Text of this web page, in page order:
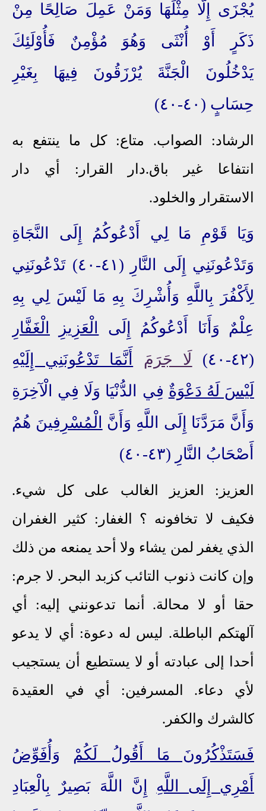
يُجْزَى إِلَّا مِثْلَهَا وَمَنْ عَمِلَ صَالِحًا مِنْ
ذَكَرٍ أَوْ أُنْثَى وَهُوَ مُؤْمِنٌ فَأُوْلَئِكَ
يَدْخُلُونَ الْجَنَّةَ يُرْزَقُونَ فِيهَا بِغَيْرِ
حِسَابٍ (٤٠-٤٠)
الرشاد: الصواب. متاع: كل ما ينتفع به
انتفاعا غير باق.دار القرار: أي دار
الاستقرار والخلود.
وَيَا قَوْمِ مَا لِي أَدْعُوكُمُ إِلَى النَّجَاةِ
وَتَدْعُونَنِي إِلَى النَّارِ (٤١-٤٠) تَدْعُونَنِي
لِأَكْفُرَ بِاللَّهِ وَأُشْرِكَ بِهِ مَا لَيْسَ لِي بِهِ
عِلْمٌ وَأَنَا أَدْعُوكُمُ إِلَى
الْعَزِيزِ
الْغَفَّارِ
(٤٢-٤٠)
لَا جَرَمَ
أَنَّمَا تَدْعُونَنِي إِلَيْهِ
لَيْسَ لَهُ دَعْوَةٌ فِي الدُّنْيَا وَلَا فِي الْآخِرَةِ
وَأَنَّ مَرَدَّنَا إِلَى اللَّهِ وَأَنَّ
الْمُسْرِفِينَ هُمُ
أَصْحَابُ النَّارِ (٤٣-٤٠)
العزيز: العزيز الغالب على كل شيء.
فكيف لا تخافونه ؟ الغفار: كثير الغفران
الذي يغفر لمن يشاء ولا أحد يمنعه من ذلك
وإن كانت ذنوب التائب كزبد البحر. لا جرم:
حقا أو لا محالة. أنما تدعونني إليه: أي
آلهتكم الباطلة. ليس له دعوة: أي لا يدعو
أحدا إلى عبادته أو لا يستطيع أن يستجيب
لأي دعاء. المسرفين: أي في العقيدة
كالشرك والكفر.
فَسَتَذْكُرُونَ مَا أَقُولُ لَكُمْ
وَأُفَوِّضُ
أَمْرِي إِلَى اللَّهِ إِنَّ اللَّهَ بَصِيرٌ بِالْعِبَادِ